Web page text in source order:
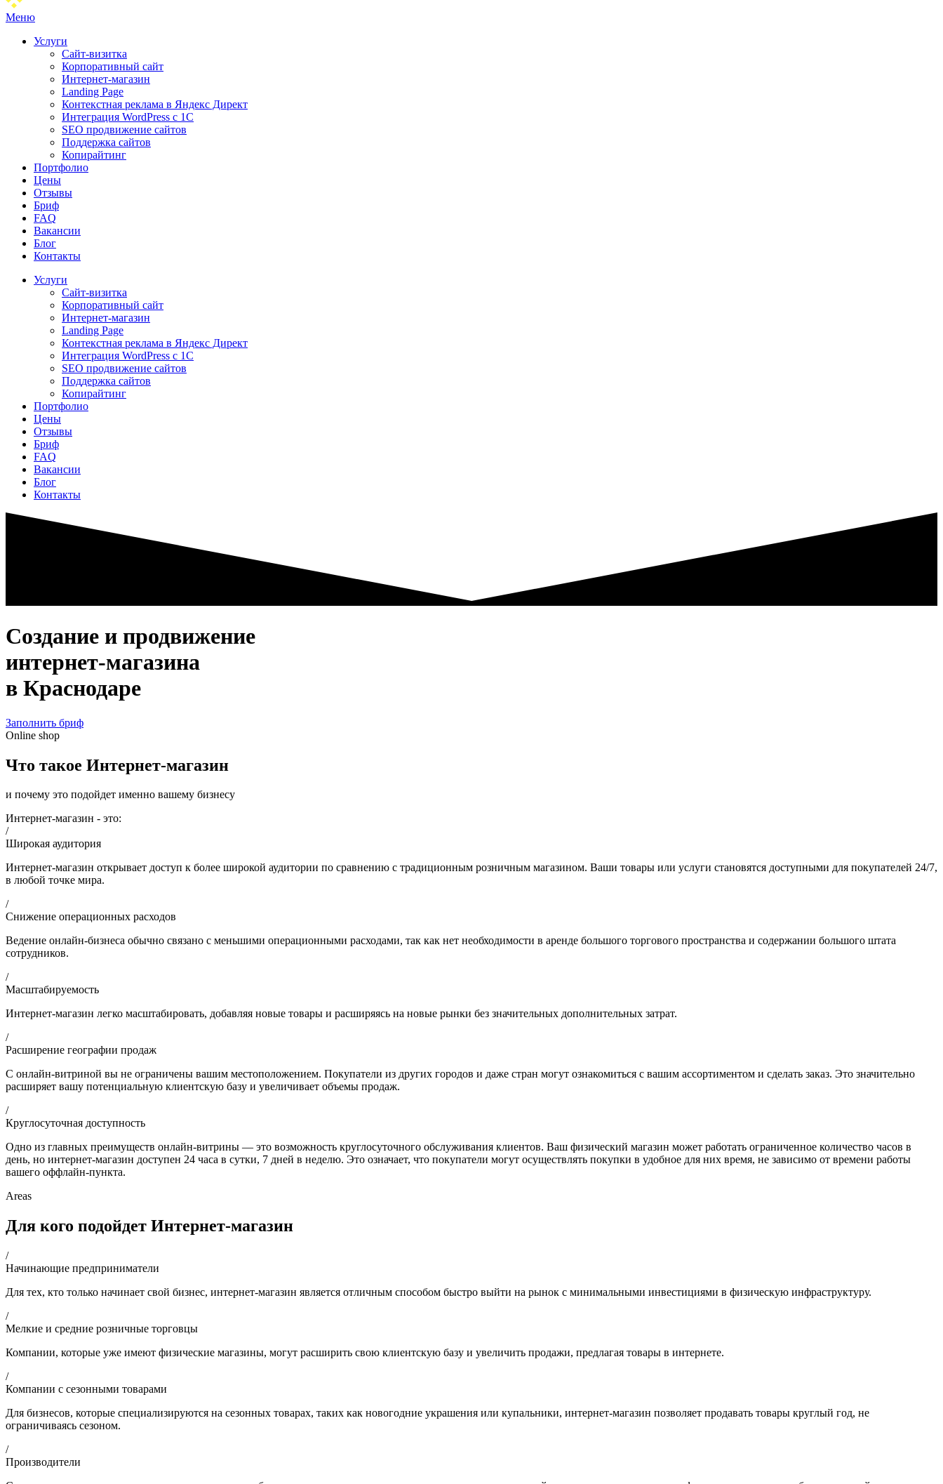
Меню
Услуги
Сайт-визитка
Корпоративный сайт
Интернет-магазин
Landing Page
Контекстная реклама в Яндекс Директ
Интеграция WordPress c 1C
SEO продвижение сайтов
Поддержка сайтов
Копирайтинг
Портфолио
Цены
Отзывы
Бриф
FAQ
Вакансии
Блог
Контакты
Услуги
Сайт-визитка
Корпоративный сайт
Интернет-магазин
Landing Page
Контекстная реклама в Яндекс Директ
Интеграция WordPress c 1C
SEO продвижение сайтов
Поддержка сайтов
Копирайтинг
Портфолио
Цены
Отзывы
Бриф
FAQ
Вакансии
Блог
Контакты
Создание и продвижение
интернет-магазина
в Краснодаре
Заполнить бриф
Online shop
Что такое Интернет-магазин
и почему это подойдет именно вашему бизнесу
Интернет-магазин - это:
/
Широкая аудитория
Интернет-магазин открывает доступ к более широкой аудитории по сравнению с традиционным розничным магазином. Ваши товары или услуги становятся доступными для покупателей 24/7,
в любой точке мира.
/
Снижение операционных расходов
Ведение онлайн-бизнеса обычно связано с меньшими операционными расходами, так как нет необходимости в аренде большого торгового пространства и содержании большого штата
сотрудников.
/
Масштабируемость
Интернет-магазин легко масштабировать, добавляя новые товары и расширяясь на новые рынки без значительных дополнительных затрат.
/
Расширение географии продаж
С онлайн-витриной вы не ограничены вашим местоположением. Покупатели из других городов и даже стран могут ознакомиться с вашим ассортиментом и сделать заказ. Это значительно
расширяет вашу потенциальную клиентскую базу и увеличивает объемы продаж.
/
Круглосуточная доступность
Одно из главных преимуществ онлайн-витрины — это возможность круглосуточного обслуживания клиентов. Ваш физический магазин может работать ограниченное количество часов в
день, но интернет-магазин доступен 24 часа в сутки, 7 дней в неделю. Это означает, что покупатели могут осуществлять покупки в удобное для них время, не зависимо от времени работы
вашего оффлайн-пункта.
Areas
Для кого подойдет Интернет-магазин
/
Начинающие предприниматели
Для тех, кто только начинает свой бизнес, интернет-магазин является отличным способом быстро выйти на рынок с минимальными инвестициями в физическую инфраструктуру.
/
Мелкие и средние розничные торговцы
Компании, которые уже имеют физические магазины, могут расширить свою клиентскую базу и увеличить продажи, предлагая товары в интернете.
/
Компании с сезонными товарами
Для бизнесов, которые специализируются на сезонных товарах, таких как новогодние украшения или купальники, интернет-магазин позволяет продавать товары круглый год, не
ограничиваясь сезоном.
/
Производители